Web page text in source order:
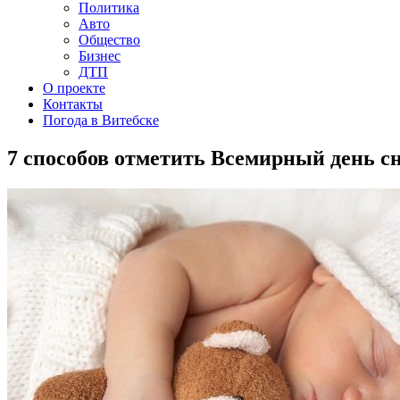
Политика
Авто
Общество
Бизнес
ДТП
О проекте
Контакты
Погода в Витебске
7 способов отметить Всемирный день